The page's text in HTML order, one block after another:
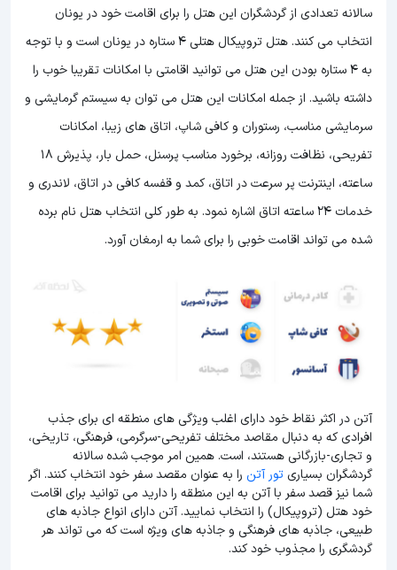
سالانه تعدادی از گردشگران این هتل را برای اقامت خود در یونان
انتخاب می کنند. هتل تروپیکال هتلی 4 ستاره در یونان است و با توجه
به 4 ستاره بودن این هتل
می توانید اقامتی با امکانات تقریبا خوب را
داشته باشید. از جمله امکانات این هتل می توان به سیستم گرمایشی و
سرمایشی مناسب، رستوران و کافی شاپ، اتاق های زیبا، امکانات
تفریحی، نظافت روزانه، برخورد مناسب پرسنل، حمل بار، پذیرش 18
ساعته، اینترنت پر سرعت در اتاق، کمد و قفسه کافی در اتاق، لاندری و
خدمات 24 ساعته اتاق اشاره نمود. به طور کلی انتخاب هتل نام برده
شده می تواند اقامت خوبی را برای شما به ارمغان آورد.
آتن در اکثر نقاط خود دارای اغلب ویژگی های منطقه ای برای جذب
افرادی که به دنبال مقاصد مختلف تفریحی-سرگرمی، فرهنگی، تاریخی،
و تجاری-بازرگانی هستند، است. همین امر موجب شده سالانه
گردشگران بسیاریتور آتن را به عنوان مقصد سفر خود انتخاب کنند. اگر
شما نیز قصد سفر با آتن به این منطقه را دارید می توانید برای اقامت
خود هتل (تروپیکال) را انتخاب نمایید. آتن دارای انواع جاذبه های
طبیعی، جاذبه های فرهنگی و جاذبه های ویژه است که می تواند هر
گردشگری را مجذوب خود کند.